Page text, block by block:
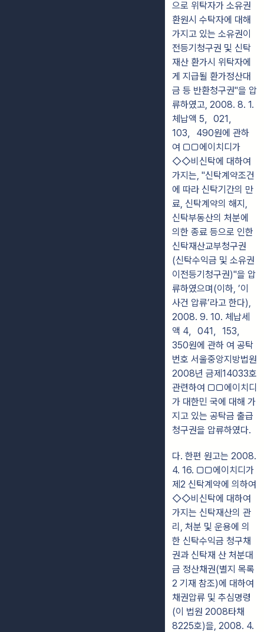
으로 위탁자가 소유권
환원시 수탁자에 대해
가지고 있는 소유권이
전등기청구권 및 신탁
재산 환가시 위탁자에
게 지급될 환가정산대
금 등 반환청구권"을 압
류하였고, 2008. 8. 1.
체납액 5，021，
103，490원에 관하
여 ▢▢에이치디가
◇◇비신탁에 대하여
가지는, "신탁계약조건
에 따라 신탁기간의 만
료, 신탁계약의 해지,
신탁부동산의 처분에
의한 종료 등으로 인한
신탁재산교부청구권
(신탁수익금 및 소유권
이전등기청구권)"을 압
류하였으며(이하, ’이
사건 압류’라고 한다),
2008. 9. 10. 체납세
액 4，041，153，
350원에 관하 여 공탁
번호 서울중앙지방법원
2008년 금제14033호
관련하여 ▢▢에이치디
가 대한민 국에 대해 가
지고 있는 공탁금 출급
청구권을 압류하였다.
다. 한편 원고는 2008.
4. 16. ▢▢에이치디가
제2 신탁계약에 의하여
◇◇비신탁에 대하여
가지는 신탁재산의 관
리, 처분 및 운용에 의
한 신탁수익금 청구채
권과 신탁재 산 처분대
금 정산채권(별지 목록
2 기재 참조)에 대하여
채권압류 및 추심명령
(이 법원 2008타채
8225호)을, 2008. 4.